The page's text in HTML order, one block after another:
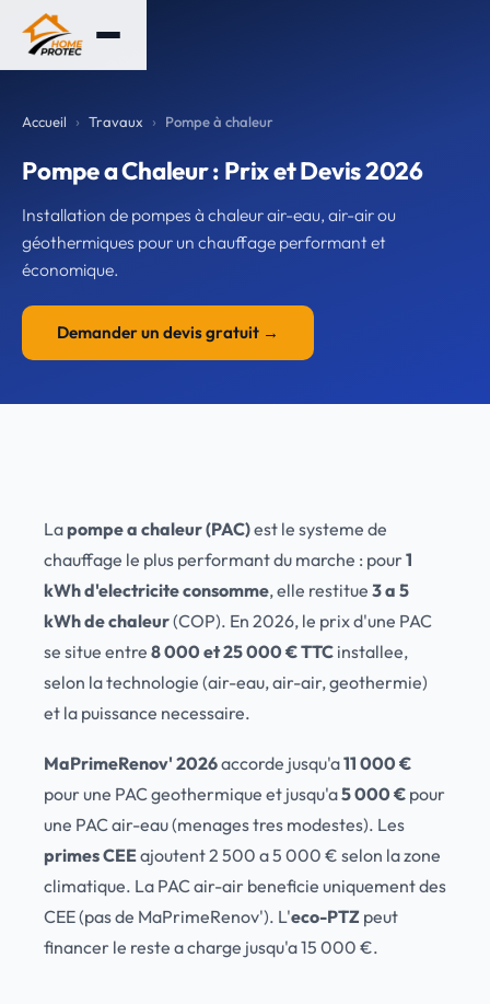
Accueil Travaux Pompe à chaleur
Pompe a Chaleur : Prix et Devis 2026
Installation de pompes à chaleur air-eau, air-air ou
géothermiques pour un chauffage performant et
économique.
Demander un devis gratuit →
Lapompe a chaleur (PAC)est le systeme de
chauffage le plus performant du marche : pour1
kWh d'electricite consomme, elle restitue 3 a 5
kWh de chaleur(COP). En 2026, le prix d'une PAC
se situe entre 8 000 et 25 000 € TTC installee,
selon la technologie (air-eau, air-air, geothermie)
et la puissance necessaire.
MaPrimeRenov' 2026accorde jusqu'a11 000 €
pour une PAC geothermique et jusqu'a5 000 € pour
une PAC air-eau (menages tres modestes). Les
primes CEEajoutent 2 500 a 5 000 € selon la zone
climatique. La PAC air-air beneficie uniquement des
CEE (pas de MaPrimeRenov'). L'eco-PTZ peut
financer le reste a charge jusqu'a 15 000 €.